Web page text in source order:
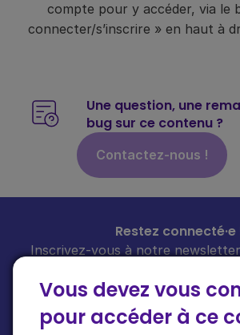
Vous devez vous
pour accéder à ce
compte pour y accéder, via le
connecter/s’inscrire » en haut à
Une question, une
bug sur ce contenu ?
Contactez-nous !
Restez connecté·e
Inscrivez-vous à notre
votre boîte mail.